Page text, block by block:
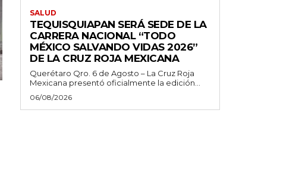
SALUD
TEQUISQUIAPAN SERÁ SEDE DE LA
CARRERA NACIONAL “TODO
MÉXICO SALVANDO VIDAS 2026”
DE LA CRUZ ROJA MEXICANA
Querétaro Qro. 6 de Agosto – La Cruz Roja
Mexicana presentó oficialmente la edición...
06/08/2026